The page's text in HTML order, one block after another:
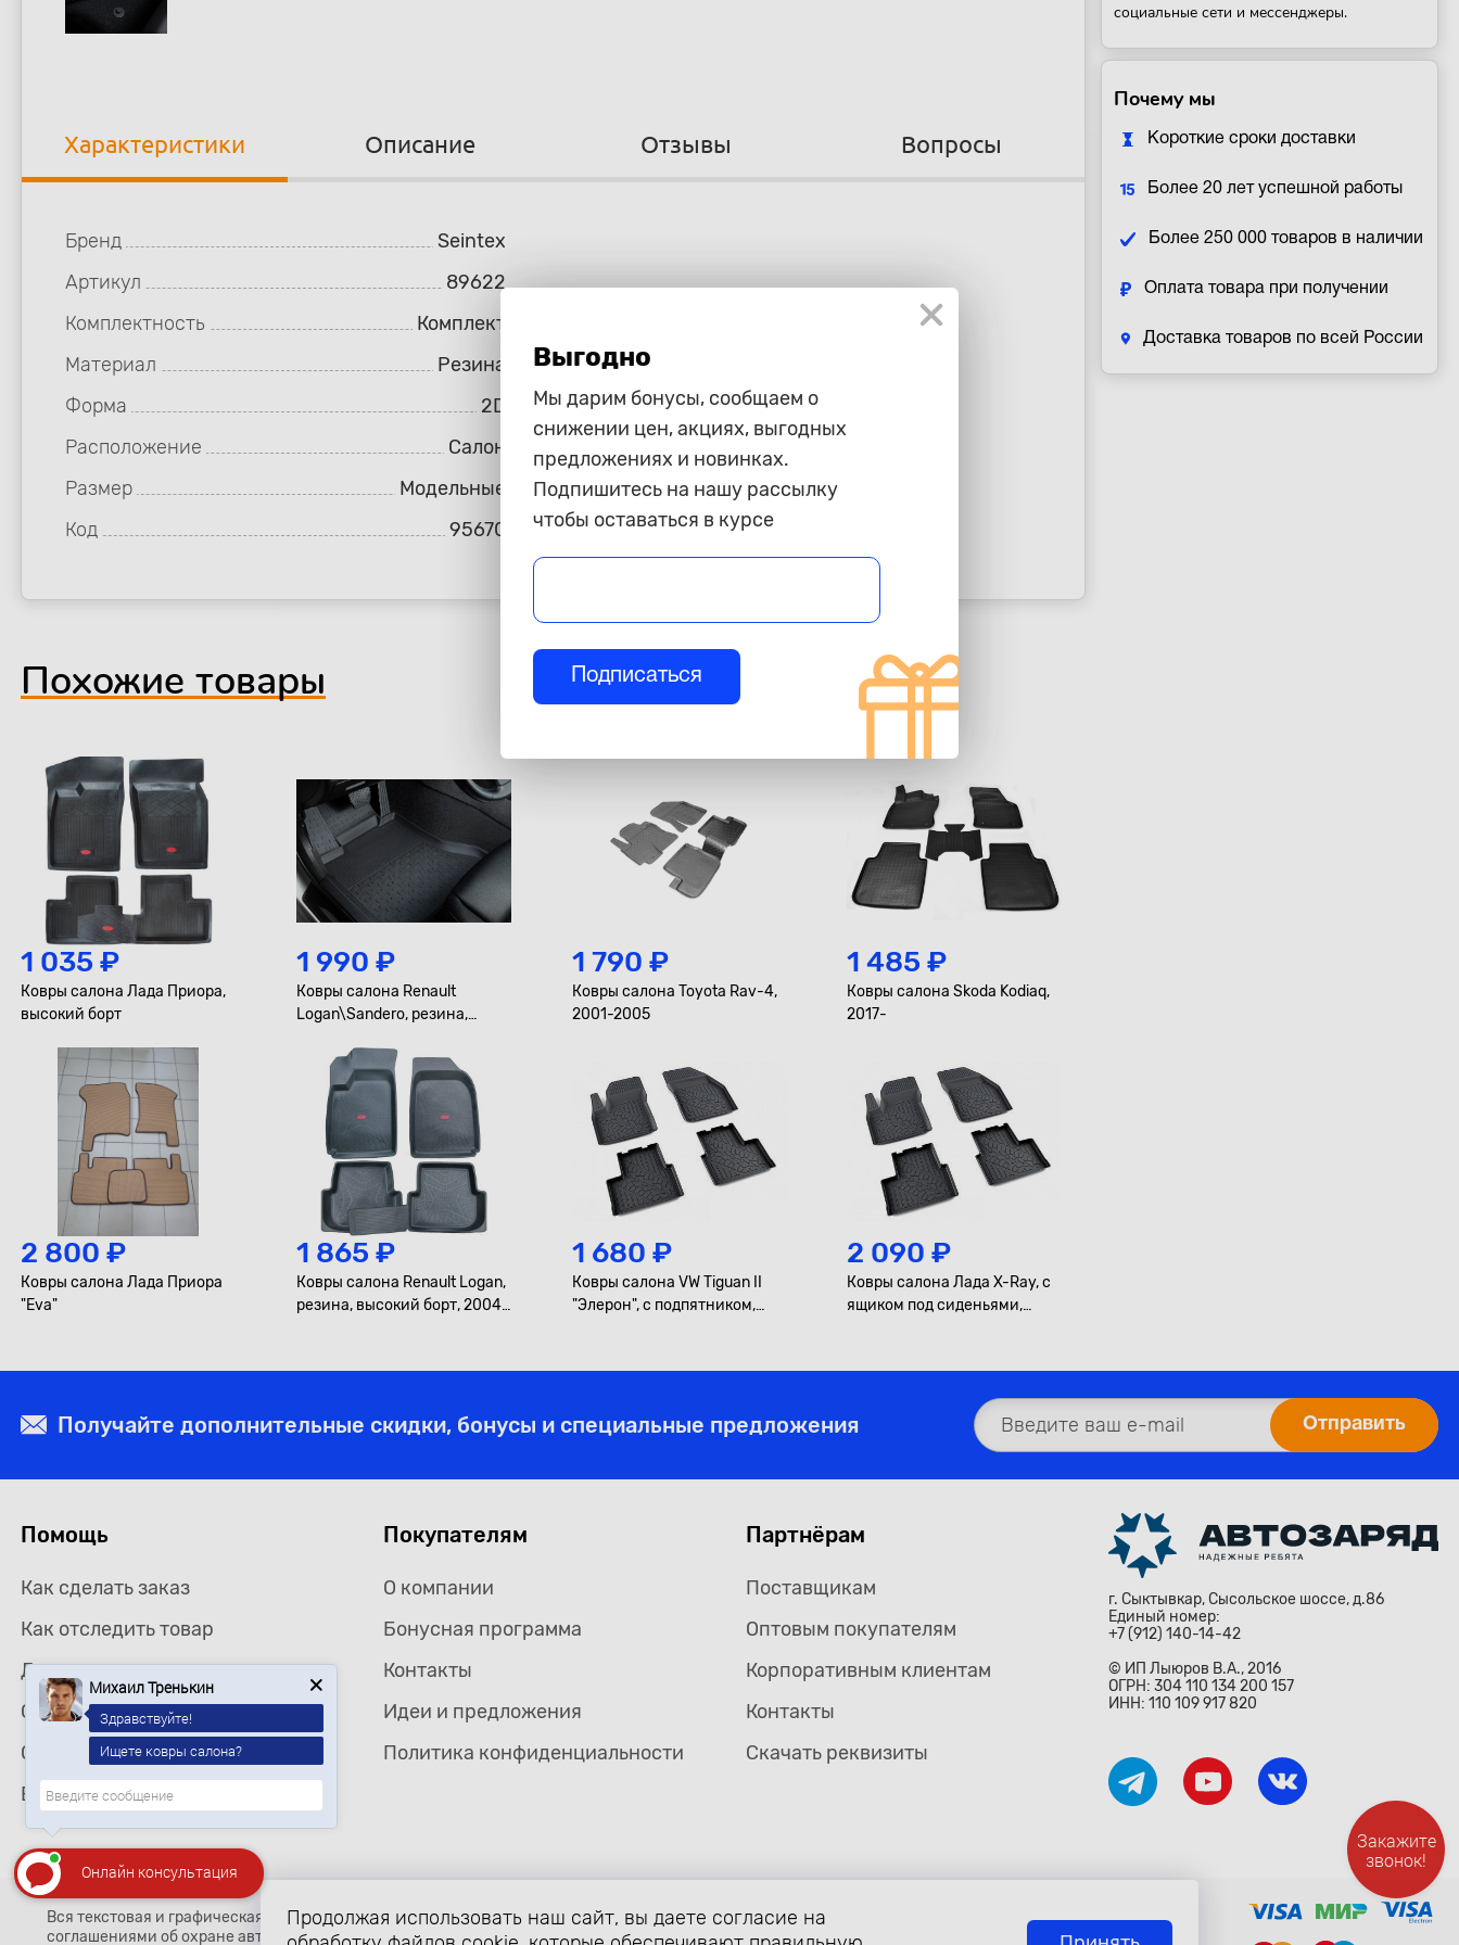
Характеристики Описание Отзывы Вопросы
Бренд
Seintex
Артикул
89622
Комплектность
Комплект
Материал
Резина
Форма
2D
Расположение
Салон
Размер
Модельные
Код
95670
Похожие товары
1 035 ₽
Ковры салона Лада Приора,
высокий борт
1 990 ₽
Ковры салона Renault
Logan\Sandero, резина,
1 790 ₽
Ковры салона Toyota Rav-4,
2001-2005
1 485 ₽
Ковры салона Skoda Kodiaq,
2017-
2 800 ₽
Ковры салона Лада Приора
"Eva"
1 865 ₽
Ковры салона Renault Logan,
резина, высокий борт, 2004-
1 680 ₽
Ковры салона VW Tiguan II
"Элерон", с подпятником,
2 090 ₽
Ковры салона Лада X-Ray, с
ящиком под сиденьями,
социальные сети и мессенджеры.
Почему мы
Короткие сроки доставки
Более 20 лет успешной работы
Более 250 000 товаров в наличии
Оплата товара при получении
Доставка товаров по всей России
Получайте дополнительные скидки, бонусы и специальные предложения
Помощь
Как сделать заказ
Как отследить товар
Доставка
Самовывоз
Оплата
Возврат товара
Покупателям
О компании
Бонусная программа
Контакты
Идеи и предложения
Политика конфиденциальности
Партнёрам
Поставщикам
Оптовым покупателям
Корпоративным клиентам
Контакты
Скачать реквизиты
г. Сыктывкар, Сысольское шоссе, д.86
Единый номер:
+7 (912) 140-14-42
© ИП Лыюров В.А., 2016
ОГРН: 304 110 134 200 157
ИНН: 110 109 917 820
Вся текстовая и графическая информация, структура и оформление страницы avtozaryad.ru защищены российскими и международными законами и
соглашениями об охране авторских прав и интеллектуальной собственности (статьи 1259 и 1260 главы 70 «Авторское право» Гражданского Кодекса
Продолжая использовать наш сайт, вы даете согласие на
Выгодно
Мы дарим бонусы, сообщаем о
снижении цен, акциях, выгодных
предложениях и новинках.
Подпишитесь на нашу рассылку
чтобы оставаться в курсе
Подписаться
Закажите
звонок!
Онлайн консультация
Михаил Тренькин
Здравствуйте!
Ищете ковры салона?